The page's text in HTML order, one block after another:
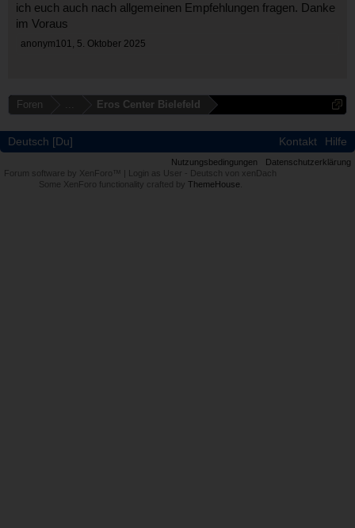
ich euch auch nach allgemeinen Empfehlungen fragen. Danke
im Voraus
anonym101, 5. Oktober 2025
Foren ... Eros Center Bielefeld
Deutsch [Du] Kontakt Hilfe
Nutzungsbedingungen
Datenschutzerklärung
Forum software by XenForo™
Login as User - Deutsch von xenDach
Some XenForo functionality crafted by ThemeHouse.